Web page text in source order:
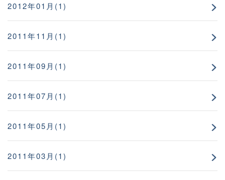
2012年01月(1)
2011年11月(1)
2011年09月(1)
2011年07月(1)
2011年05月(1)
2011年03月(1)